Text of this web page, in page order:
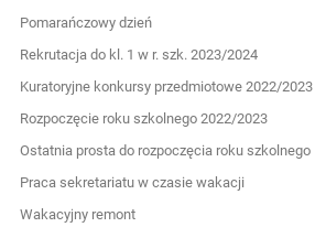
Pomarańczowy dzień
Rekrutacja do kl. 1 w r. szk. 2023/2024
Kuratoryjne konkursy przedmiotowe 2022/2023
Rozpoczęcie roku szkolnego 2022/2023
Ostatnia prosta do rozpoczęcia roku szkolnego
Praca sekretariatu w czasie wakacji
Wakacyjny remont